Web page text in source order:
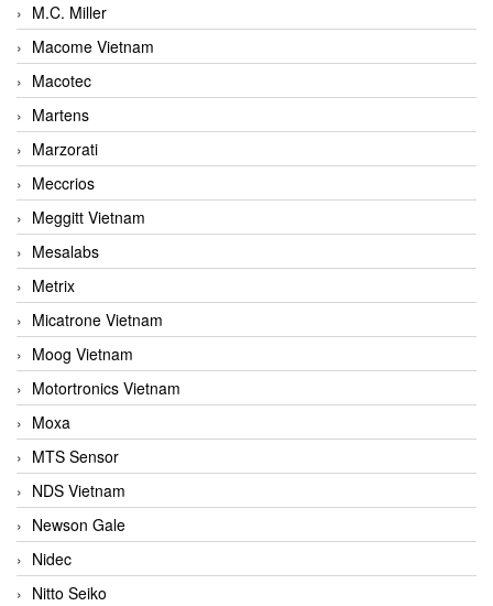
M.C. Miller
Macome Vietnam
Macotec
Martens
Marzorati
Meccrios
Meggitt Vietnam
Mesalabs
Metrix
Micatrone Vietnam
Moog Vietnam
Motortronics Vietnam
Moxa
MTS Sensor
NDS Vietnam
Newson Gale
Nidec
Nitto Seiko